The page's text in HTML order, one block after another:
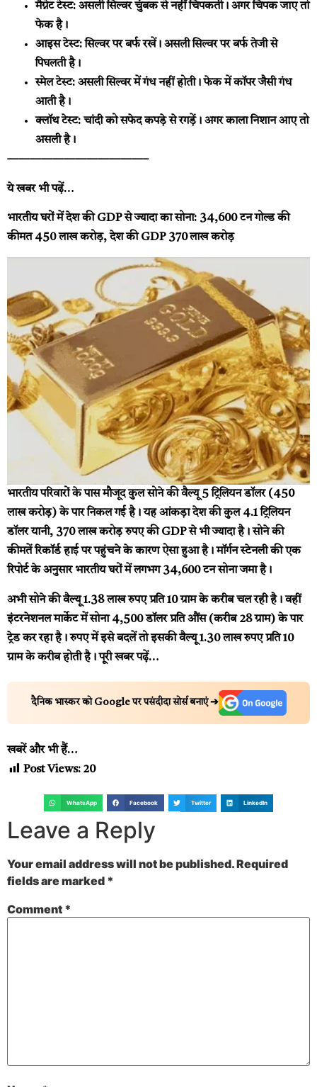
मैग्नेट टेस्ट: असली सिल्वर चुंबक से नहीं चिपकती। अगर चिपक जाए तो
फेक है।
आइस टेस्ट:सिल्वर पर बर्फ रखें। असली सिल्वर पर बर्फ तेजी से
पिघलती है।
स्मेल टेस्ट: असली सिल्वर में गंध नहीं होती। फेक में कॉपर जैसी गंध
आती है।
क्लॉथ टेस्ट: चांदी को सफेद कपड़े से रगड़ें। अगर काला निशान आए तो
असली है।
————————————–
ये खबर भी पढ़ें…
भारतीय घरों में देश की GDP से ज्यादा का सोना: 34,600 टन गोल्ड की
कीमत ₹450 लाख करोड़, देश की GDP ₹370 लाख करोड़
भारतीय परिवारों के पास मौजूद कुल सोने की वैल्यू 5 ट्रिलियन डॉलर (₹450
लाख करोड़) के पार निकल गई है। यह आंकड़ा देश की कुल 4.1 ट्रिलियन
डॉलर यानी, 370 लाख करोड़ रुपए की GDP से भी ज्यादा है। सोने की
कीमतें रिकॉर्ड हाई पर पहुंचने के कारण ऐसा हुआ है। मॉर्गन स्टेनली की एक
रिपोर्ट के अनुसार भारतीय घरों में लगभग 34,600 टन सोना जमा है।
अभी सोने की वैल्यू 1.38 लाख रुपए प्रति 10 ग्राम के करीब चल रही है। वहीं
इंटरनेशनल मार्केट में सोना 4,500 डॉलर प्रति औंस (करीब 28 ग्राम) के पार
ट्रेड कर रहा है। रुपए में इसे बदलें तो इसकी वैल्यू 1.30 लाख रुपए प्रति 10
ग्राम के करीब होती है।पूरी खबर पढ़ें…
दैनिक भास्कर को Google पर पसंदीदा सोर्स बनाएं ➔
खबरें और भी हैं…
Post Views: 20
WhatsApp Facebook Twitter LinkedIn
Leave a Reply
Your email address will not be published.Required
fields are marked *
Comment *